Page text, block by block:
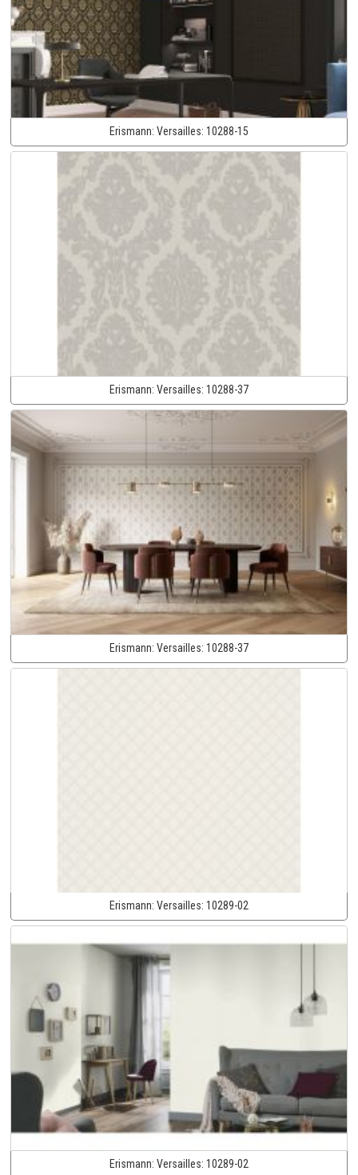
Erismann: Versailles: 10288-15
Erismann: Versailles: 10288-37
Erismann: Versailles: 10288-37
Erismann: Versailles: 10289-02
Erismann: Versailles: 10289-02